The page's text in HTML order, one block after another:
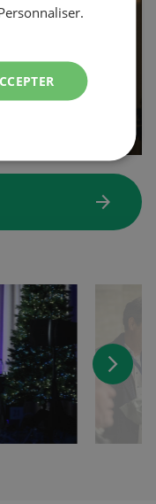
arrow_forward
arrow_forward_ios